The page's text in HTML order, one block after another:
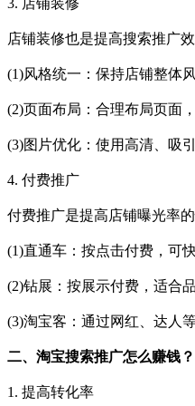
3. 店铺装修
店铺装修也是提高搜索推广
(1)风格统一：保持店铺整体
(2)页面布局：合理布局页面
(3)图片优化：使用高清、吸
4. 付费推广
付费推广是提高店铺曝光率
(1)直通车：按点击付费，可
(2)钻展：按展示付费，适合品
(3)淘宝客：通过网红、达人
二、淘宝搜索推广怎么赚钱？
1. 提高转化率